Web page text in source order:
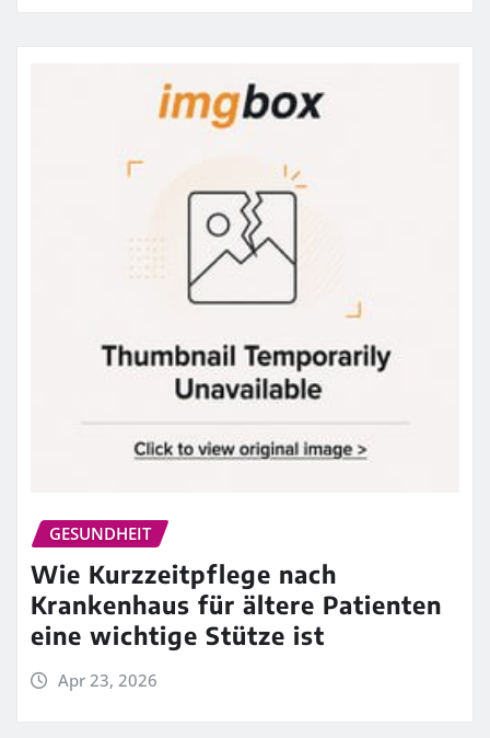
GESUNDHEIT
Wie Kurzzeitpflege nach
Krankenhaus für ältere Patienten
eine wichtige Stütze ist
Apr 23, 2026